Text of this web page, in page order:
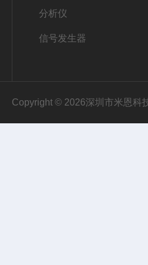
分析仪
信号发生器
Copyright © 2026深圳市米恩科